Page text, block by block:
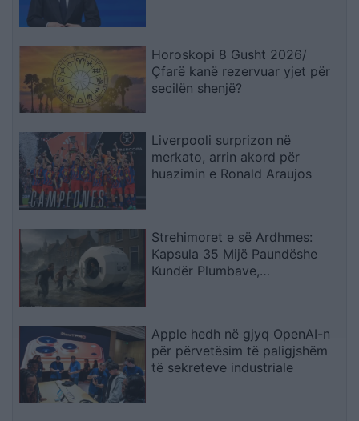
Horoskopi 8 Gusht 2026/
Çfarë kanë rezervuar yjet për
secilën shenjë?
Liverpooli surprizon në
merkato, arrin akord për
huazimin e Ronald Araujos
Strehimoret e së Ardhmes:
Kapsula 35 Mijë Paundëshe
Kundër Plumbave,
Apple hedh në gjyq OpenAI-n
për përvetësim të paligjshëm
të sekreteve industriale